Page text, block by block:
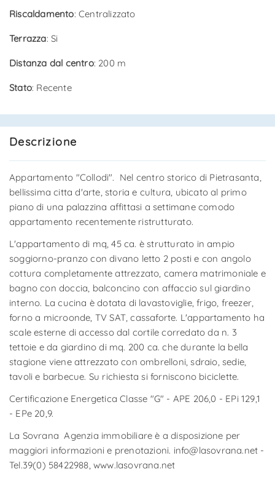
Riscaldamento: Centralizzato
Terrazza: Si
Distanza dal centro: 200 m
Stato: Recente
Descrizione
Appartamento "Collodi". Nel centro storico di Pietrasanta,
bellissima citta d'arte, storia e cultura, ubicato al primo
piano di una palazzina affittasi a settimane comodo
appartamento recentemente ristrutturato.
L'appartamento di mq, 45 ca. è strutturato in ampio
soggiorno-pranzo con divano letto 2 posti e con angolo
cottura completamente attrezzato, camera matrimoniale e
bagno con doccia, balconcino con affaccio sul giardino
interno. La cucina è dotata di lavastoviglie, frigo, freezer,
forno a microonde, TV SAT, cassaforte. L'appartamento ha
scale esterne di accesso dal cortile corredato da n. 3
tettoie e da giardino di mq. 200 ca. che durante la bella
stagione viene attrezzato con ombrelloni, sdraio, sedie,
tavoli e barbecue. Su richiesta si forniscono biciclette.
Certificazione Energetica Classe "G" - APE 206,0 - EPi 129,1
- EPe 20,9.
La Sovrana Agenzia immobiliare è a disposizione per
maggiori informazioni e prenotazioni. info@lasovrana.net -
Tel.39(0) 58422988, www.lasovrana.net